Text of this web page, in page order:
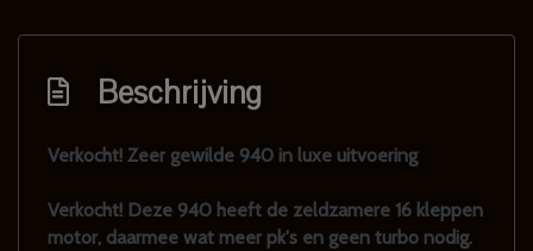
Lederen interieur
Middenarmsteun voor
Voorstoelen in hoogte verstelbaar
Beschrijving
Verkocht! Zeer gewilde 940 in luxe uitvoering
Verkocht! Deze 940 heeft de zeldzamere 16 kleppen
motor, daarmee wat meer pk's en geen turbo nodig.